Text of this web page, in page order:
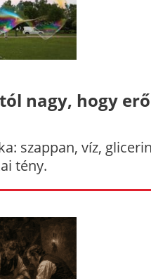
nagy, hogy
szappan, víz,
tény.